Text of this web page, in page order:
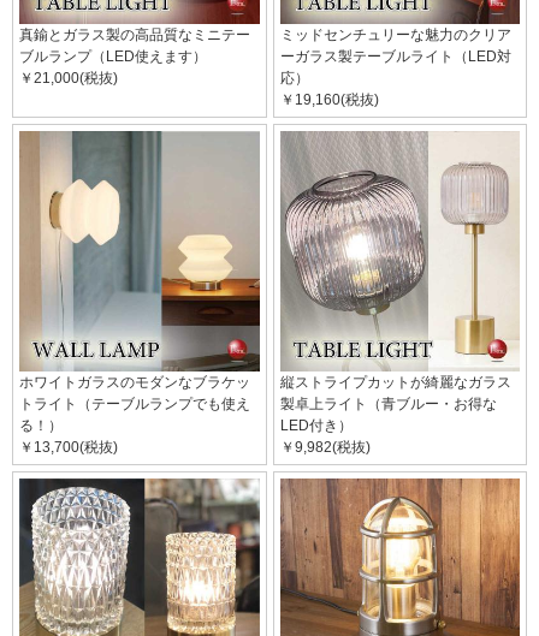
真鍮とガラス製の高品質なミニテー
ブルランプ（LED使えます）
￥21,000(税抜)
ミッドセンチュリーな魅力のクリア
ーガラス製テーブルライト（LED対
応）
￥19,160(税抜)
ホワイトガラスのモダンなブラケッ
トライト（テーブルランプでも使え
る！）
￥13,700(税抜)
縦ストライプカットが綺麗なガラス
製卓上ライト（青ブルー・お得な
LED付き）
￥9,982(税抜)